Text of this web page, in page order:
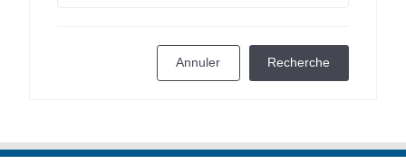
Annuler Recherche